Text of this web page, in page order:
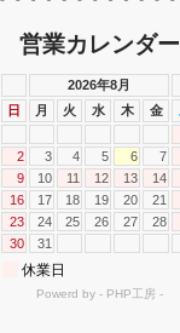
営業カレンダー